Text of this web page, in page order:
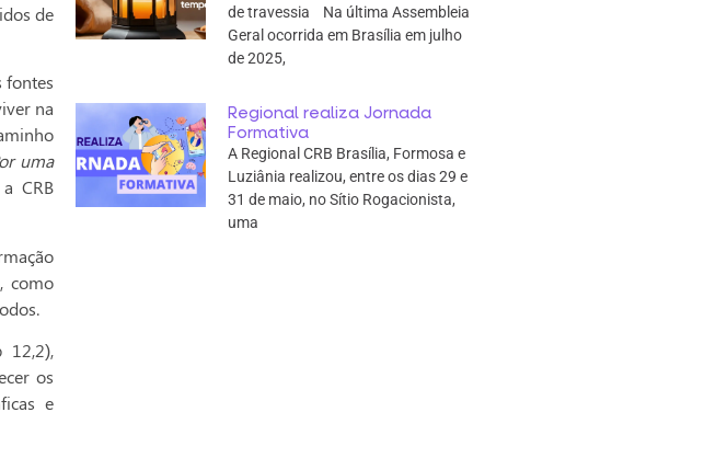
de
fontes
na
uma
CRB
como
12,2),
os
e
de travessia Na última Assembleia
Geral ocorrida em Brasília em julho
de 2025,
Regional realiza Jornada
Formativa
A Regional CRB Brasília, Formosa e
Luziânia realizou, entre os dias 29 e
31 de maio, no Sítio Rogacionista,
uma